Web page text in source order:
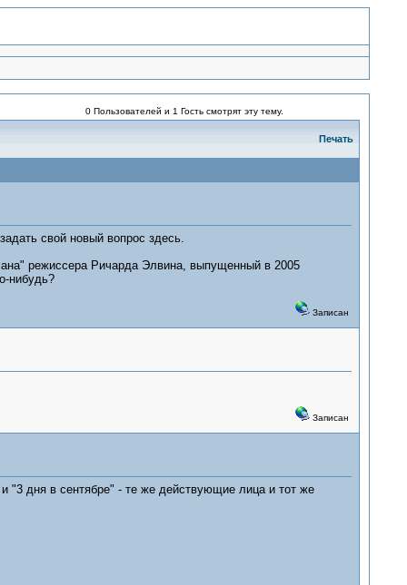
0 Пользователей и 1 Гость смотрят эту тему.
Печать
свой новый вопрос здесь.
режиссера Ричарда Элвина, выпущенный в 2005
нибудь?
Записан
Записан
"3 дня в сентябре" - те же действующие лица и тот же